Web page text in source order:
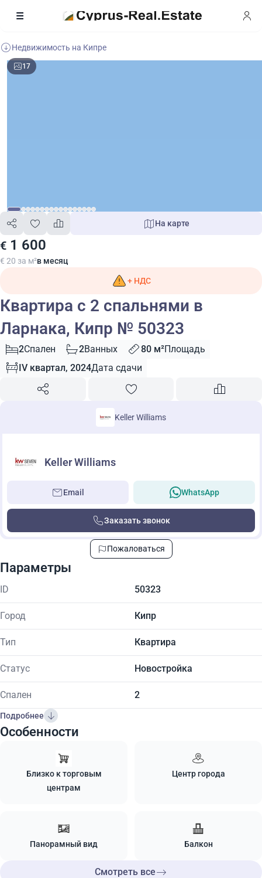
Недвижимость на Кипре
17
€ 1 600
€ 20 за м²в месяц
На карте
+ НДС
Квартира с 2 спальнями в
Ларнака, Кипр № 50323
2Спален 2Ванных 80 м²Площадь
IV квартал, 2024Дата сдачи
Keller Williams
Keller Williams
Email WhatsApp
Заказать звонок
Пожаловаться
Параметры
ID 50323
Город Кипр
Тип Квартира
Статус Новостройка
Спален 2
Подробнее
Особенности
Близко к торговым
центрам
Центр города
Панорамный вид Балкон
Смотреть все